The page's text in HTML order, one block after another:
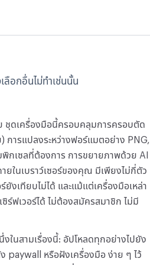
ลือกอื่นไม่ทำเช่นนั้น
ชุดเครื่องมือนี้ครอบคลุมการครอบตัด
การแปลงระหว่างฟอร์แมตอย่าง PNG,
กเซลที่ต้องการ การขยายภาพด้วย AI
ยในเบราว์เซอร์ของคุณ มีเพียงไม่กี่ตัว
งเทียบไม่ได้ และแม้แต่เครื่องมือเหล่า
ร์ฟเวอร์ได้ ไม่ต้องสมัครสมาชิก ไม่มี
ในสามเรื่องนี้: อัปโหลดทุกอย่างไปยัง
paywall หรือฝังเครื่องมือ ง่าย ๆ ไว้